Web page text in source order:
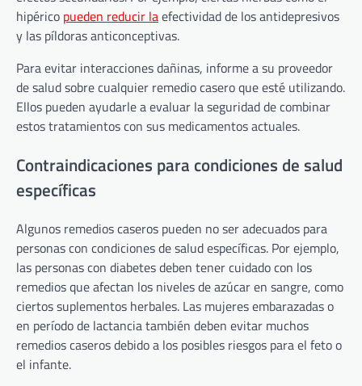
hipérico pueden reducir laefectividad de los antidepresivos
y las píldoras anticonceptivas.
Para evitar interacciones dañinas, informe a su proveedor
de salud sobre cualquier remedio casero que esté utilizando.
Ellos pueden ayudarle a evaluar la seguridad de combinar
estos tratamientos con sus medicamentos actuales.
Contraindicaciones para condiciones de salud
específicas
Algunos remedios caseros pueden no ser adecuados para
personas con condiciones de salud específicas. Por ejemplo,
las personas con diabetes deben tener cuidado con los
remedios que afectan los niveles de azúcar en sangre, como
ciertos suplementos herbales. Las mujeres embarazadas o
en período de lactancia también deben evitar muchos
remedios caseros debido a los posibles riesgos para el feto o
el infante.